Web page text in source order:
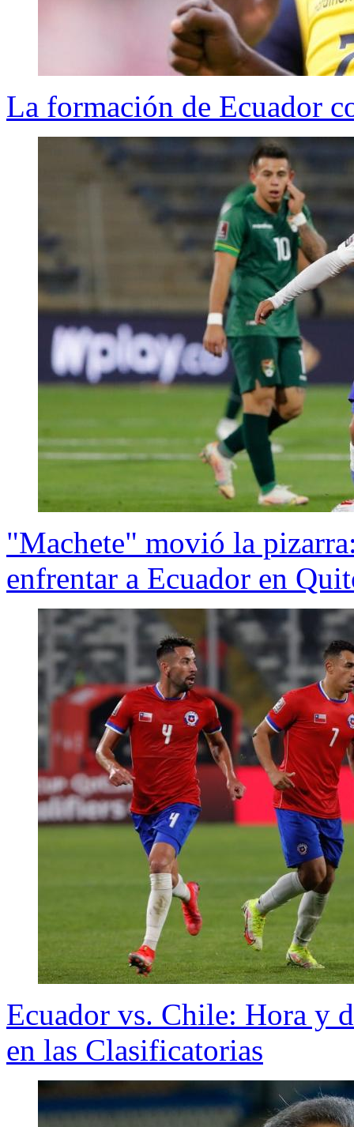
La formación de Ecuador
"Machete" movió la
enfrentar a Ecuador en
Ecuador vs. Chile: Hora y
en las Clasificatorias